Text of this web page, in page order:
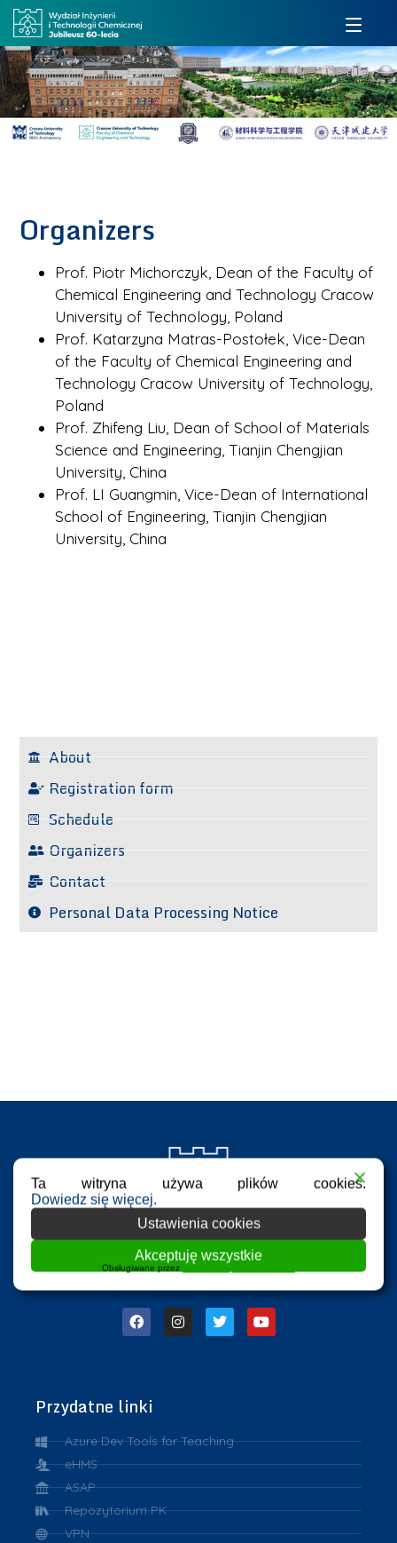
Organizers
Prof. Piotr Michorczyk, Dean of the Faculty of
Chemical Engineering and Technology Cracow
University of Technology, Poland
Prof. Katarzyna Matras-Postołek, Vice-Dean
of the Faculty of Chemical Engineering and
Technology Cracow University of Technology,
Poland
Prof. Zhifeng Liu, Dean of School of Materials
Science and Engineering, Tianjin Chengjian
University, China
Prof. LI Guangmin, Vice-Dean of International
School of Engineering, Tianjin Chengjian
University, China
About
Registration form
Schedule
Organizers
Contact
Personal Data Processing Notice
Przydatne linki
Azure Dev Tools for Teaching
eHMS
ASAP
Repozytorium PK
VPN
Ta witryna używa plików cookies.
Dowiedz się więcej.
Ustawienia cookies
Akceptuję wszystkie
Obsługiwane przez WPLP Compliance Platform